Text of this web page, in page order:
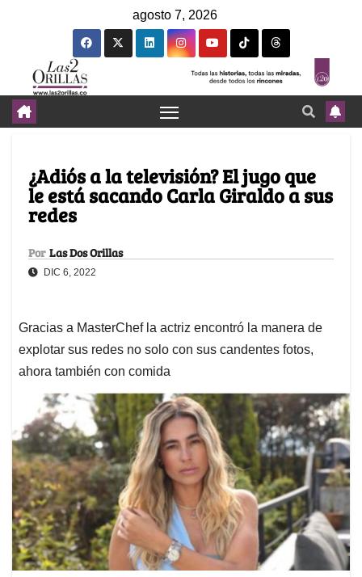
agosto 7, 2026
¿Adiós a la televisión? El jugo que
le está sacando Carla Giraldo a sus
redes
Por Las Dos Orillas
DIC 6, 2022
Gracias a MasterChef la actriz encontró la manera de
explotar sus redes no solo con sus candentes fotos,
ahora también con comida